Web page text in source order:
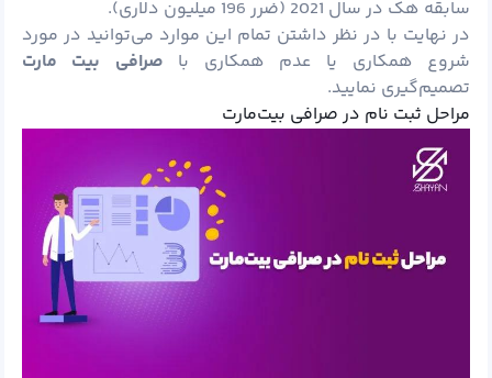
سابقه هک در سال 2021 (ضرر 196 میلیون دلاری).
در نهایت با در نظر داشتن تمام این موارد می‌توانید در مورد
شروع همکاری یا عدم همکاری با صرافی بیت مارت
تصمیم‌گیری نمایید.
مراحل ثبت نام در صرافی بیت‌مارت